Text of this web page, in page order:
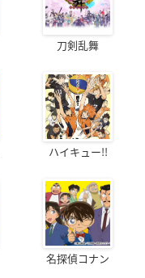
刀剣乱舞
ハイキュー!!
名探偵コナン